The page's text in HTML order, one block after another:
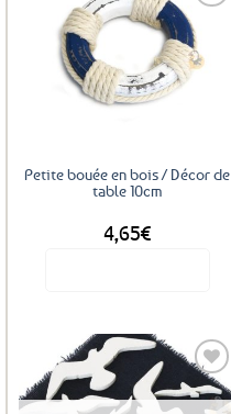
Ajouter
aux
Petite bouée en bois / Décor de
table 10cm
4,65€